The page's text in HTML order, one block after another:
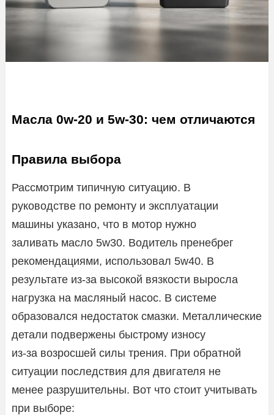
Масла 0w-20 и 5w-30: чем отличаются
Правила выбора
Рассмотрим типичную ситуацию. В
руководстве по ремонту и эксплуатации
машины указано, что в мотор нужно
заливать масло 5w30. Водитель пренебрег
рекомендациями, использовал 5w40. В
результате из-за высокой вязкости выросла
нагрузка на масляный насос. В системе
образовался недостаток смазки. Металлические
детали подвержены быстрому износу
из-за возросшей силы трения. При обратной
ситуации последствия для двигателя не
менее разрушительны. Вот что стоит учитывать
при выборе: